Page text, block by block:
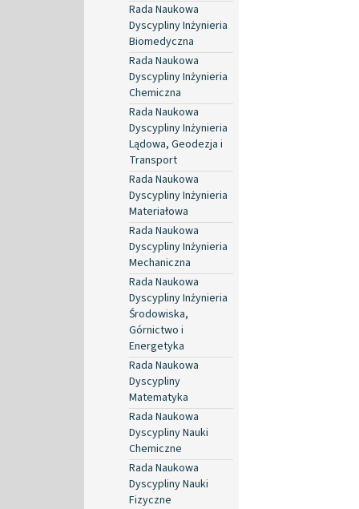
Rada Naukowa
Dyscypliny Inżynieria
Biomedyczna
Rada Naukowa
Dyscypliny Inżynieria
Chemiczna
Rada Naukowa
Dyscypliny Inżynieria
Lądowa, Geodezja i
Transport
Rada Naukowa
Dyscypliny Inżynieria
Materiałowa
Rada Naukowa
Dyscypliny Inżynieria
Mechaniczna
Rada Naukowa
Dyscypliny Inżynieria
Środowiska,
Górnictwo i
Energetyka
Rada Naukowa
Dyscypliny
Matematyka
Rada Naukowa
Dyscypliny Nauki
Chemiczne
Rada Naukowa
Dyscypliny Nauki
Fizyczne